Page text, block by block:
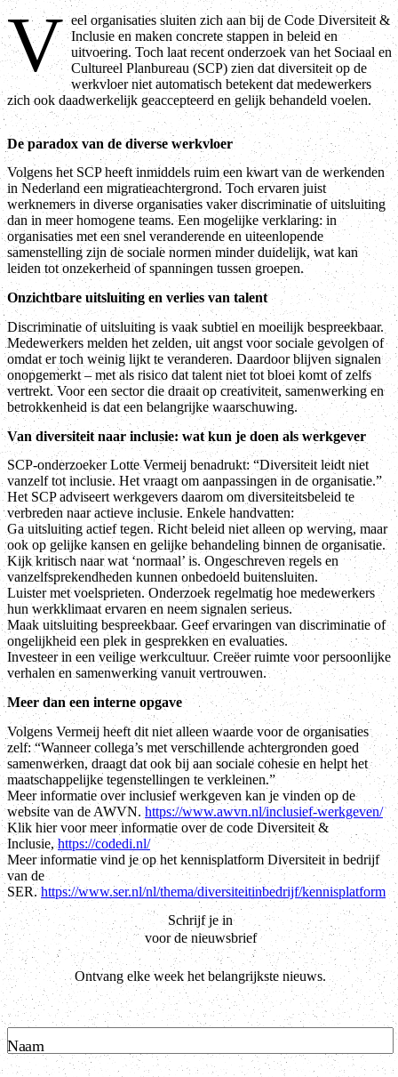
V eel organisaties sluiten zich aan bij de Code Diversiteit &
Inclusie en maken concrete stappen in beleid en
uitvoering. Toch laat recent onderzoek van het Sociaal en
Cultureel Planbureau (SCP) zien dat diversiteit op de
werkvloer niet automatisch betekent dat medewerkers
zich ook daadwerkelijk geaccepteerd en gelijk behandeld voelen.
De paradox van de diverse werkvloer
Volgens het SCP heeft inmiddels ruim een kwart van de werkenden
in Nederland een migratieachtergrond. Toch ervaren juist
werknemers in diverse organisaties vaker discriminatie of uitsluiting
dan in meer homogene teams. Een mogelijke verklaring: in
organisaties met een snel veranderende en uiteenlopende
samenstelling zijn de sociale normen minder duidelijk, wat kan
leiden tot onzekerheid of spanningen tussen groepen.
Onzichtbare uitsluiting en verlies van talent
Discriminatie of uitsluiting is vaak subtiel en moeilijk bespreekbaar.
Medewerkers melden het zelden, uit angst voor sociale gevolgen of
omdat er toch weinig lijkt te veranderen. Daardoor blijven signalen
onopgemerkt – met als risico dat talent niet tot bloei komt of zelfs
vertrekt. Voor een sector die draait op creativiteit, samenwerking en
betrokkenheid is dat een belangrijke waarschuwing.
Van diversiteit naar inclusie: wat kun je doen als werkgever
SCP-onderzoeker Lotte Vermeij benadrukt: “Diversiteit leidt niet
vanzelf tot inclusie. Het vraagt om aanpassingen in de organisatie.”
Het SCP adviseert werkgevers daarom om diversiteitsbeleid te
verbreden naar actieve inclusie. Enkele handvatten:
Ga uitsluiting actief tegen. Richt beleid niet alleen op werving, maar
ook op gelijke kansen en gelijke behandeling binnen de organisatie.
Kijk kritisch naar wat ‘normaal’ is. Ongeschreven regels en
vanzelfsprekendheden kunnen onbedoeld buitensluiten.
Luister met voelsprieten. Onderzoek regelmatig hoe medewerkers
hun werkklimaat ervaren en neem signalen serieus.
Maak uitsluiting bespreekbaar. Geef ervaringen van discriminatie of
ongelijkheid een plek in gesprekken en evaluaties.
Investeer in een veilige werkcultuur. Creëer ruimte voor persoonlijke
verhalen en samenwerking vanuit vertrouwen.
Meer dan een interne opgave
Volgens Vermeij heeft dit niet alleen waarde voor de organisaties
zelf: “Wanneer collega’s met verschillende achtergronden goed
samenwerken, draagt dat ook bij aan sociale cohesie en helpt het
maatschappelijke tegenstellingen te verkleinen.”
Meer informatie over inclusief werkgeven kan je vinden op de
website van de AWVN. https://www.awvn.nl/inclusief-werkgeven/
Klik hier voor meer informatie over de code Diversiteit &
Inclusie,https://codedi.nl/
Meer informatie vind je op het kennisplatform Diversiteit in bedrijf
van de
SER.https://www.ser.nl/nl/thema/diversiteitinbedrijf/kennisplatform
Schrijf je in
voor de nieuwsbrief
Ontvang elke week het belangrijkste nieuws.
Naam